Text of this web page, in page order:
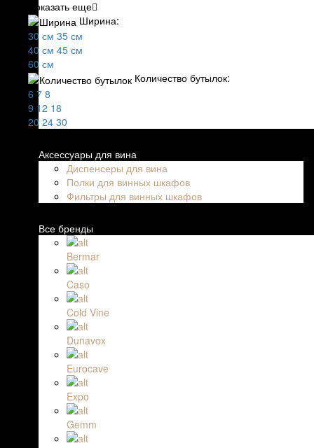
Показать еще
Ширина:
30 см 35 см
40 см 45 см
60 см
Количество бутылок:
6 7 8
9 12 18
20 24 30
Аксессуары для вина
Диспенсеры для вина
Полки для винных шкафов
Фильтры для винных шкафов
Все бренды
Bermar
Caso
Cold Vine
Dunavox
Eurocave
Expo
Gemm